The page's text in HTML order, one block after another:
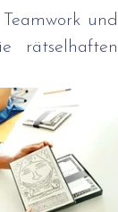
und
rätselhaften